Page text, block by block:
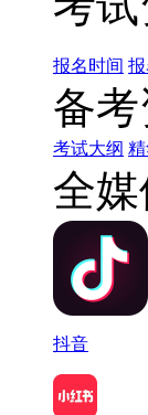
报名时间
备
考试大纲
全
抖音